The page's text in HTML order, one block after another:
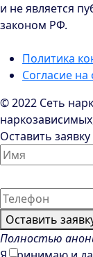
и не является
законом РФ.
Политика
Согласие
© 2022 Сеть
Оставить
Оставить
Полностью